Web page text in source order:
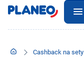
Cashback na